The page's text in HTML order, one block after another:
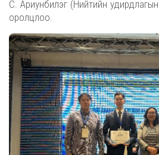
С. Ариунбилэг (Нийтийн
оролцлоо.